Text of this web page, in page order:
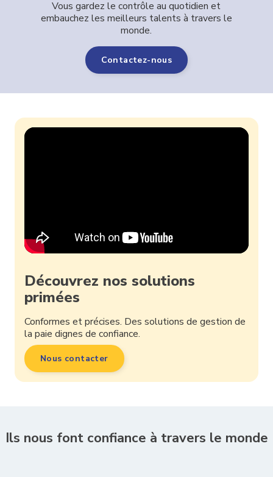
Vous gardez le contrôle au quotidien et
embauchez les meilleurs talents à travers le
monde.
Contactez-nous
Découvrez nos solutions
primées
Conformes et précises. Des solutions de gestion de
la paie dignes de confiance.
Nous contacter
Ils nous font confiance à travers le monde